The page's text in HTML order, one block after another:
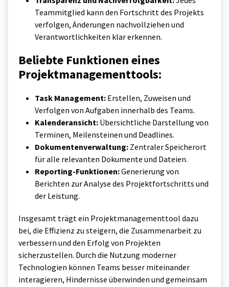
Teammitglied kann den Fortschritt des Projekts
verfolgen, Änderungen nachvollziehen und
Verantwortlichkeiten klar erkennen.
Beliebte Funktionen eines
Projektmanagementtools:
Task Management: Erstellen, Zuweisen und
Verfolgen von Aufgaben innerhalb des Teams.
Kalenderansicht: Übersichtliche Darstellung von
Terminen, Meilensteinen und Deadlines.
Dokumentenverwaltung: Zentraler Speicherort
für alle relevanten Dokumente und Dateien.
Reporting-Funktionen:Generierung von
Berichten zur Analyse des Projektfortschritts und
der Leistung.
Insgesamt trägt ein Projektmanagementtool dazu
bei, die Effizienz zu steigern, die Zusammenarbeit zu
verbessern und den Erfolg von Projekten
sicherzustellen. Durch die Nutzung moderner
Technologien können Teams besser miteinander
interagieren, Hindernisse überwinden und gemeinsam